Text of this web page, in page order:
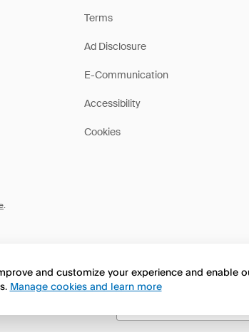
Terms
Ad Disclosure
E-Communication
Accessibility
Cookies
.
and customize your experience and enable
Manage cookies and learn more